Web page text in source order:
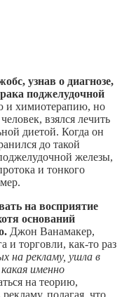
узнав о диагнозе,
поджелудочной
и химиотерапию, но
взялся лечить
диетой. Когда он
до такой
железы,
и тонкого
на восприятие
оснований
Джон Ванамакер,
и торговли, как-то раз
на рекламу, ушла в
именно
на теорию,
полагая, что